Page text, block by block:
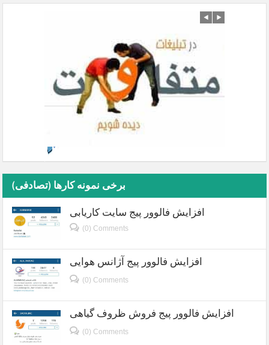
برخی نمونه کارها (تصادفی)
افزایش فالوور پیج سایت کاریابی
(0) Comments
افزایش فالوور پیج آژانس هوایی
(0) Comments
افزایش فالوور پیج فروش ظروف گیاهی
(0) Comments